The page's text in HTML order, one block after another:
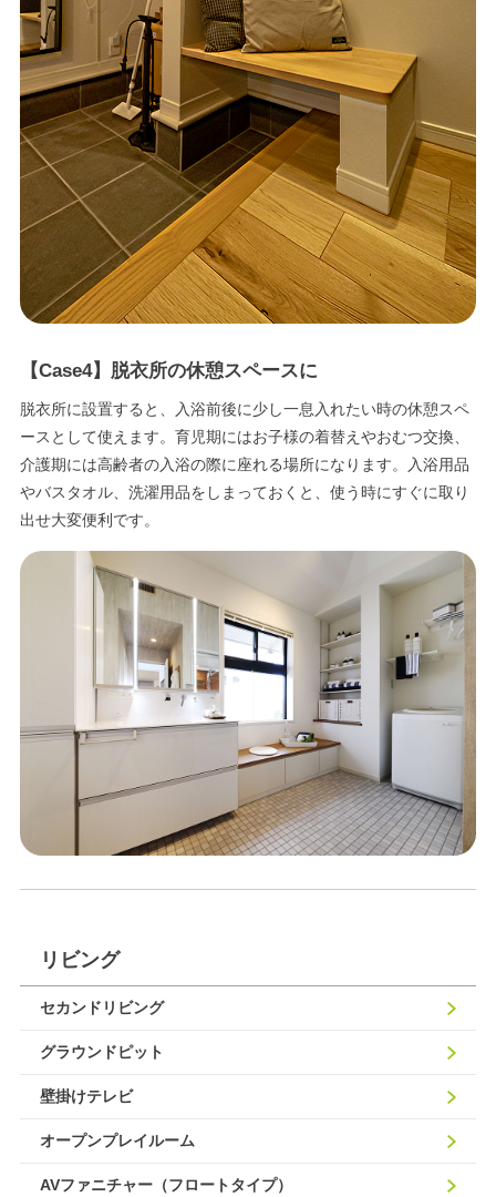
【Case4】脱衣所の休憩スペースに
脱衣所に設置すると、入浴前後に少し一息入れたい時の休憩スペ
ースとして使えます。育児期にはお子様の着替えやおむつ交換、
介護期には高齢者の入浴の際に座れる場所になります。入浴用品
やバスタオル、洗濯用品をしまっておくと、使う時にすぐに取り
出せ大変便利です。
リビング
セカンドリビング
グラウンドピット
壁掛けテレビ
オープンプレイルーム
AVファニチャー（フロートタイプ）